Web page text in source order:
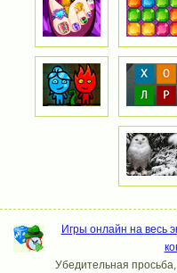
Игры онлайн на весь
Убедительная